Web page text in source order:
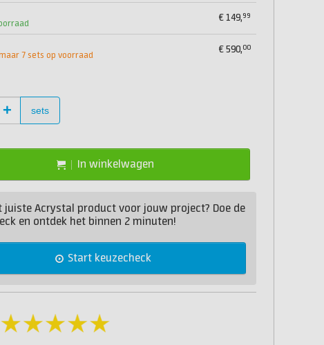
€149,99
7 sets op voorraad
€590,00
+ sets
In winkelwagen
juiste Acrystal product voor jouw project? Doe de
en ontdek het binnen 2 minuten!
Start keuzecheck